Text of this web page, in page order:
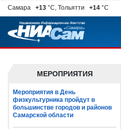
Самара +13 °C, Тольятти +14 °C
МЕРОПРИЯТИЯ
Мероприятия в День
физкультурника пройдут в
большинстве городов и районов
Самарской области